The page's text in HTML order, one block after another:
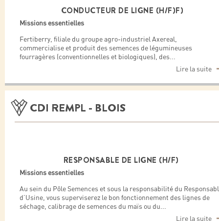
CONDUCTEUR DE LIGNE (H/F)F)
Missions essentielles
Fertiberry, filiale du groupe agro-industriel Axereal,
commercialise et produit des semences de légumineuses
fourragères (conventionnelles et biologiques), des...
Lire la suite
CDI REMPL - BLOIS
RESPONSABLE DE LIGNE (H/F)
Missions essentielles
Au sein du Pôle Semences et sous la responsabilité du
d’Usine, vous superviserez le bon fonctionnement des lignes de
séchage, calibrage de semences du maïs ou du...
Lire la suite